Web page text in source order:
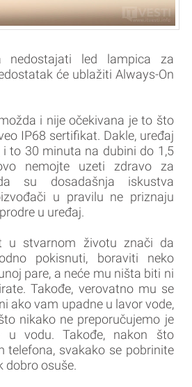
nedostajati led lampica za
će ublažiti Always-On
i nije očekivana je to što
IP68 sertifikat. Dakle, uređaj
to 30 minuta na dubini do 1,5
nemojte uzeti zdravo za
su dosadašnja iskustva
u pravilu ne priznaju
u uređaj.
u stvarnom životu znači da
pokisnuti, boraviti neko
pare, a neće mu ništa biti ni
Takođe, verovatno mu se
ako vam upadne u lavor vode,
nikako ne preporučujemo je
u vodu. Takođe, nakon što
telefona, svakako se pobrinite
dobro osuše.